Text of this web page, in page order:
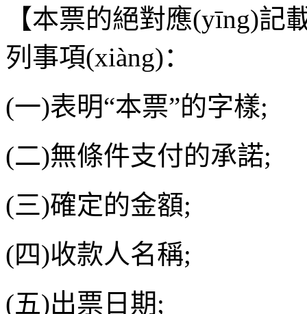
【本票的絕對應(yīng)記
列事項(xiàng)：
(一)表明“本票”的字樣;
(二)無條件支付的承諾;
(三)確定的金額;
(四)收款人名稱;
(五)出票日期;